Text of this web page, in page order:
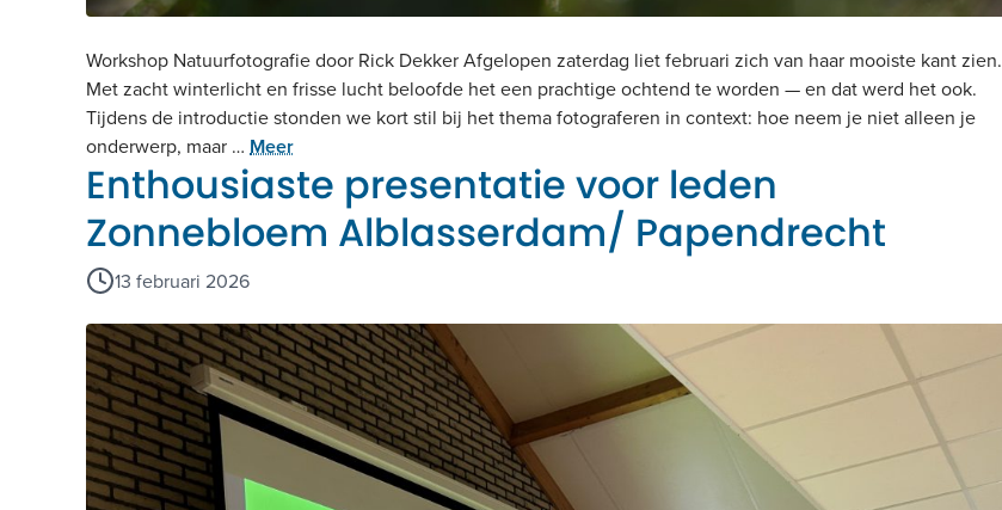
Workshop Natuurfotografie door Rick Dekker Afgelopen zaterdag liet februari zich van haar mooiste kant zien.
Met zacht winterlicht en frisse lucht beloofde het een prachtige ochtend te worden — en dat werd het ook.
Tijdens de introductie stonden we kort stil bij het thema fotograferen in context: hoe neem je niet alleen je
onderwerp, maar … Meer
Enthousiaste presentatie voor leden
Zonnebloem Alblasserdam/ Papendrecht
13 februari 2026